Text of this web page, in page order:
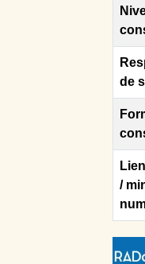
de
/